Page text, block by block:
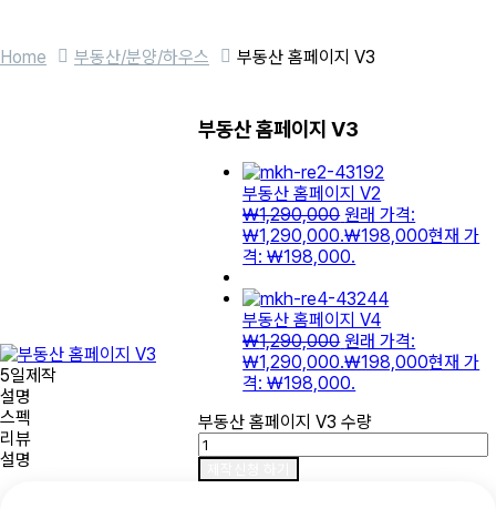
Home 부동산/분양/하우스 부동산 홈페이지 V3
5일제작
부동산 홈페이지 V3
부동산 홈페이지 V2
₩1,290,000 원래 가격:
₩1,290,000.₩198,000현재 가
격: ₩198,000.
부동산 홈페이지 V4
₩1,290,000 원래 가격:
₩1,290,000.₩198,000현재 가
격: ₩198,000.
부동산 홈페이지 V3 수량
설명
스펙
리뷰
설명